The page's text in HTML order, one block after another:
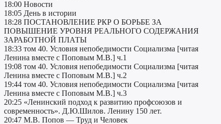
18:00 Новости
18:05 День в истории
18:28 ПОСТАНОВЛЕНИЕ РКР О БОРЬБЕ ЗА
ПОВЫШЕНИЕ УРОВНЯ РЕАЛЬНОГО СОДЕРЖАНИЯ
ЗАРАБОТНОЙ ПЛАТЫ
18:33 том 40. Условия непобедимости Социализма [читая
Ленина вместе с Поповым М.В.] ч.1
19:08 том 40. Условия непобедимости Социализма [читая
Ленина вместе с Поповым М.В.] ч.2
19:44 том 40. Условия непобедимости Социализма [читая
Ленина вместе с Поповым М.В.] ч.3
20:25 «Ленинский подход к развитию профсоюзов и
современность». Д.Ю.Шилов. Ленину 150 лет.
20:47 М.В. Попов — Труд и Человек